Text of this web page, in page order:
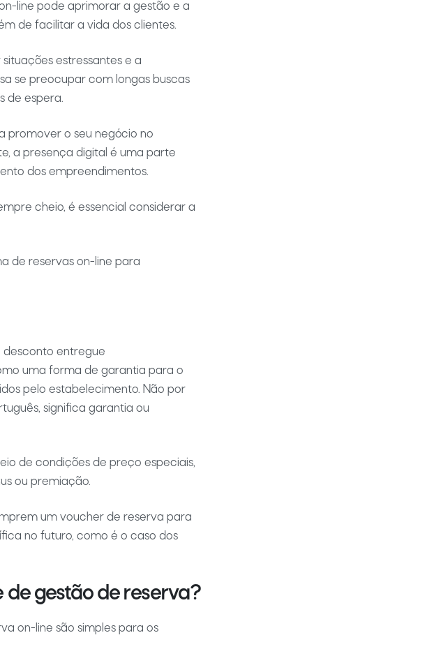
line pode aprimorar a gestão e a
de facilitar a vida dos clientes.
estressantes e a
se preocupar com longas buscas
de espera.
promover o seu negócio no
a presença digital é uma parte
dos empreendimentos.
cheio, é essencial considerar a
de reservas on-line para
entregue
uma forma de garantia para o
pelo estabelecimento. Não por
significa garantia ou
de condições de preço especiais,
ou premiação.
um voucher de reserva para
no futuro, como é o caso dos
gestão de reserva?
on-line são simples para os